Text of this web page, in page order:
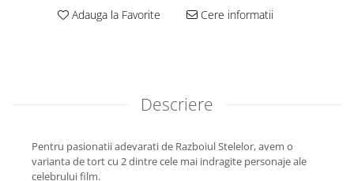
Adauga la Favorite Cere informatii
Descriere
Pentru pasionatii adevarati de Razboiul Stelelor, avem o
varianta de tort cu 2 dintre cele mai indragite personaje ale
celebrului film.